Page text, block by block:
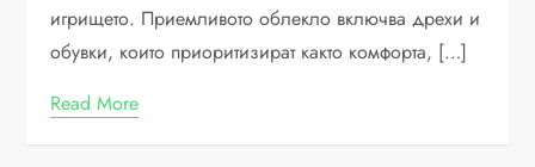
игрището. Приемливото облекло включва дрехи и
обувки, които приоритизират както комфорта, […]
Read More